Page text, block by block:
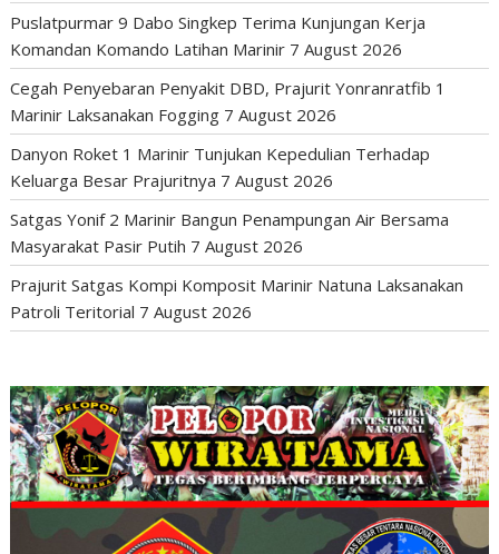
Puslatpurmar 9 Dabo Singkep Terima Kunjungan Kerja
Komandan Komando Latihan Marinir 7 August 2026
Cegah Penyebaran Penyakit DBD, Prajurit Yonranratfib 1
Marinir Laksanakan Fogging 7 August 2026
Danyon Roket 1 Marinir Tunjukan Kepedulian Terhadap
Keluarga Besar Prajuritnya 7 August 2026
Satgas Yonif 2 Marinir Bangun Penampungan Air Bersama
Masyarakat Pasir Putih 7 August 2026
Prajurit Satgas Kompi Komposit Marinir Natuna Laksanakan
Patroli Teritorial 7 August 2026